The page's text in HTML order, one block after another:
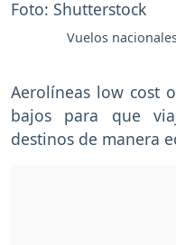
Vuelos
Aerolíneas low cost
bajos para que
destinos de manera